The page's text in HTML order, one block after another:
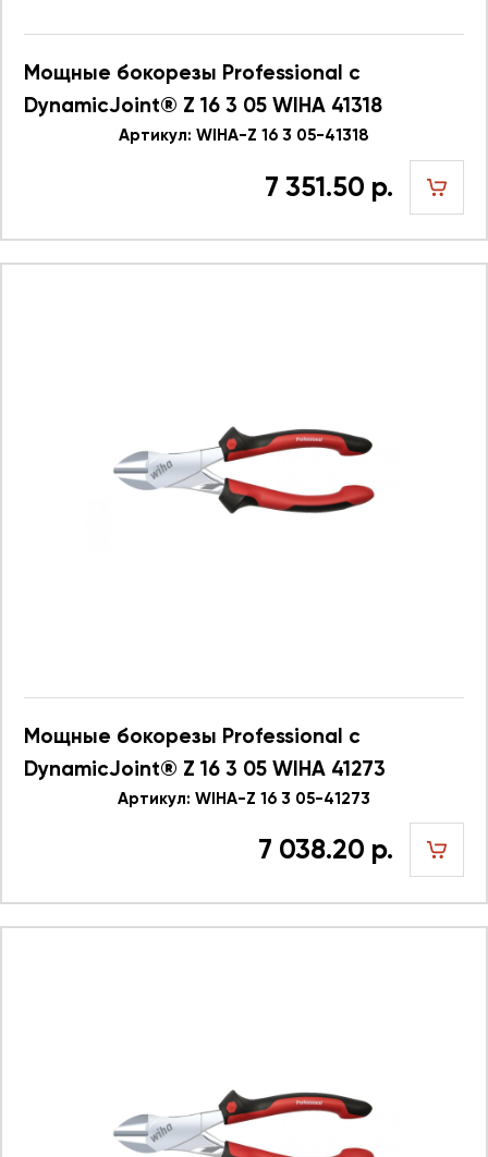
Мощные бокорезы Professional с
DynamicJoint® Z 16 3 05 WIHA 41318
Артикул: WIHA-Z 16 3 05-41318
7 351.50 р.
Мощные бокорезы Professional с
DynamicJoint® Z 16 3 05 WIHA 41273
Артикул: WIHA-Z 16 3 05-41273
7 038.20 р.